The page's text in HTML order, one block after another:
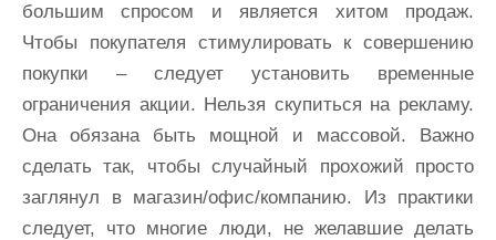
большим спросом и является хитом продаж.
Чтобы покупателя стимулировать к совершению
покупки – следует установить временные
ограничения акции. Нельзя скупиться на рекламу.
Она обязана быть мощной и массовой. Важно
сделать так, чтобы случайный прохожий просто
заглянул в магазин/офис/компанию. Из практики
следует, что многие люди, не желавшие делать